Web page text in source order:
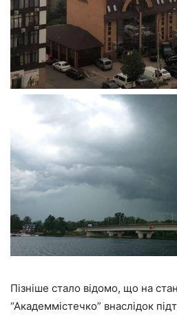
Пізніше стало відомо, що на
“Академмістечко” внаслідок